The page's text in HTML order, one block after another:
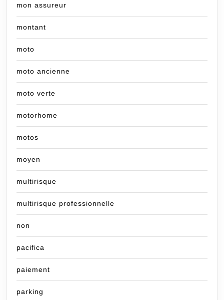
mon assureur
montant
moto
moto ancienne
moto verte
motorhome
motos
moyen
multirisque
multirisque professionnelle
non
pacifica
paiement
parking